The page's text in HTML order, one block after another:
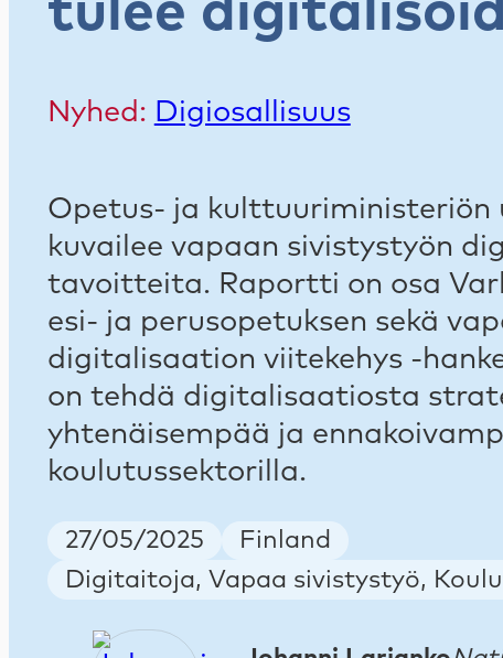
tulee
Nyhed: Digiosallisuus
Opetus- ja kulttuuriministeriön
kuvailee vapaan sivistystyön
tavoitteita. Raportti on osa
esi- ja perusopetuksen sekä
digitalisaation viitekehys -
on tehdä digitalisaatiosta
yhtenäisempää ja
koulutussektorilla.
Publish Date
27/05/2025 Country
Finland
Keywords
Digitaitoja, Vapaa sivistystyö,